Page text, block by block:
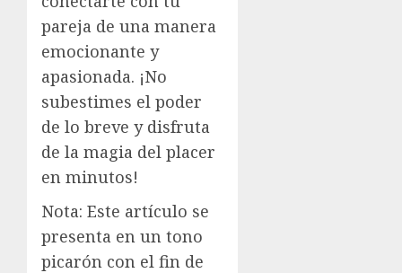
pareja de una manera
emocionante y
apasionada. ¡No
subestimes el poder
de lo breve y disfruta
de la magia del placer
en minutos!
Nota: Este artículo se
presenta en un tono
picarón con el fin de